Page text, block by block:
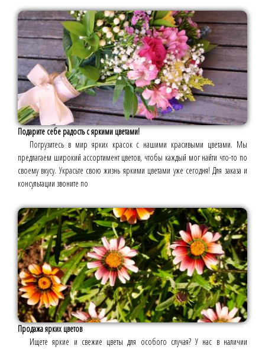
Подарите себе радость с яркими цветами!
Погрузитесь в мир ярких красок с нашими красивыми цветами. Мы
предлагаем широкий ассортимент цветов, чтобы каждый мог найти что-то по
своему вкусу. Украсьте свою жизнь яркими цветами уже сегодня! Для заказа и
консультации звоните по
Продажа ярких цветов
Ищете яркие и свежие цветы для особого случая? У нас в наличии